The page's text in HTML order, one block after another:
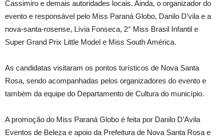
Cassimiro e demais autoridades locais. Ainda, o organizador do
evento e responsável pelo Miss Paraná Globo, Danilo D’vila e a
nova-santa-rosense, Lívia Fonseca, 2° Miss Brasil Infantil e
Super Grand Prix Little Model e Miss South América.
As candidatas visitaram os pontos turísticos de Nova Santa
Rosa, sendo acompanhadas pelos organizadores do evento e
também da equipe do Departamento de Cultura do município.
A promoção do Miss Paraná Globo é feita por Danilo D’Avila
Eventos de Beleza e apoio da Prefeitura de Nova Santa Rosa e